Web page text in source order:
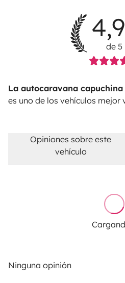
de 5
La autocaravana capuchina
es uno de los vehículos mejor
Opiniones sobre este
vehículo
Ninguna opinión